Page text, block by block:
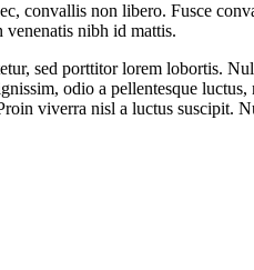
non libero. Fusce
venenatis nibh id mattis.
sed porttitor lorem lobortis.
odio a pellentesque
viverra nisl a luctus suscipit.